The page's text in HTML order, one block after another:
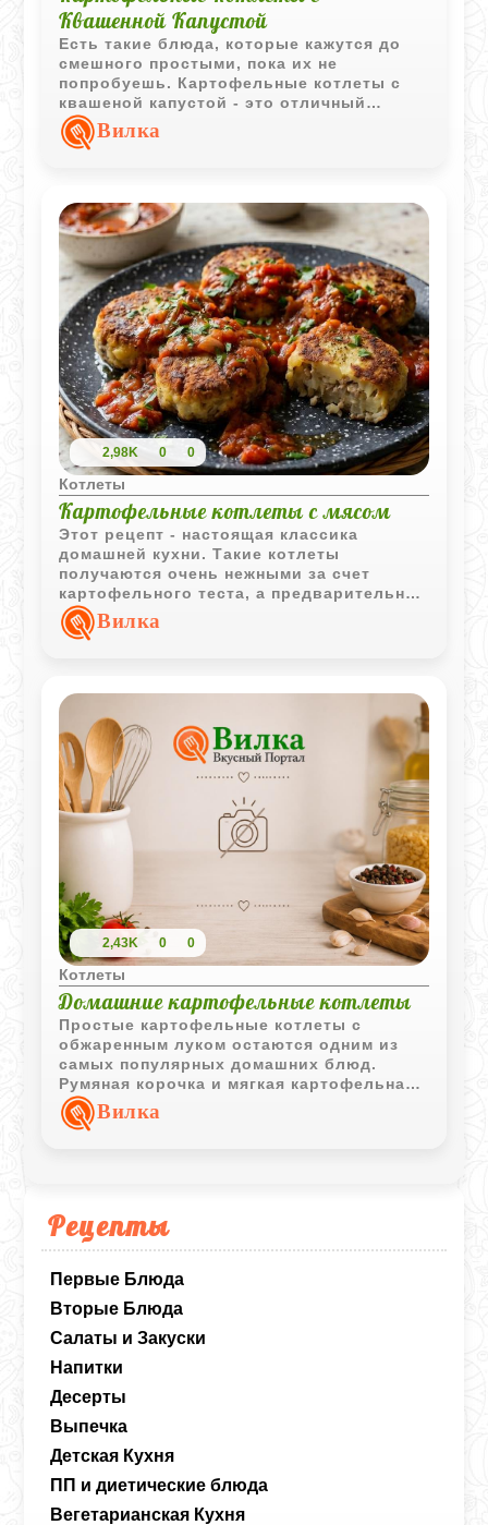
Рецепты
Первые Блюда
Вторые Блюда
Салаты и Закуски
Напитки
Десерты
Выпечка
Детская Кухня
ПП и диетические блюда
Вегетарианская Кухня
Квашенной Капустой
Есть такие блюда, которые кажутся до
смешного простыми, пока их не
попробуешь. Картофельные котлеты с
квашеной капустой - это отличный
способ разнообразить привычный
гарнир или сделать полноценный легкий
обжарить лук, именно он дает тот самый
правильный аромат, который собирает
всех на кухне еще до того, как тарелки
окажутся на столе.
Вилка
2,98K 0 0
Котлеты
Картофельные котлеты с мясом
Этот рецепт - настоящая классика
домашней кухни. Такие котлеты
получаются очень нежными за счет
картофельного теста, а предварительная
обжарка мяса с луком делает начинку
ароматной и насыщенной. Подача с
вкус картофеля.
Вилка
2,43K 0 0
Котлеты
Домашние картофельные котлеты
Простые картофельные котлеты с
обжаренным луком остаются одним из
самых популярных домашних блюд.
Румяная корочка и мягкая картофельная
середина отлично сочетаются со
сметанным или грибным соусом.
Вилка